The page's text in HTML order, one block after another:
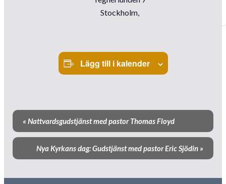
Stockholm,
Lägg till i kalender
Evenemang-
navigering
« Nattvardsgudstjänst med pastor Thomas Floyd
Nya Kyrkans dag: Gudstjänst med pastor Eric Sjödin »